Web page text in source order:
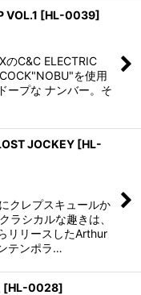
VOL.1 [HL-0039]
のC&C ELECTRIC
を使用
ープな ナンバー。そ
JOCKEY [HL-
クレプスキュールか
ラシカルな趣きは、
リリースしたArthur
テンポラ…
[HL-0028]